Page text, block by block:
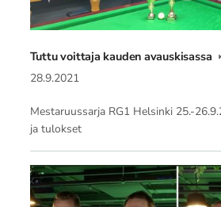
Tuttu voittaja kauden avauskisassa
28.9.2021
Mestaruussarja RG1 Helsinki 25.-
ja tulokset